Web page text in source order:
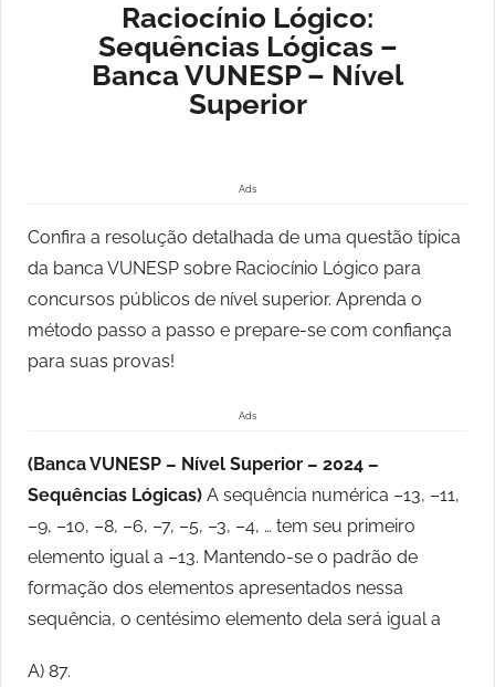
Raciocínio Lógico:
Sequências Lógicas –
Banca VUNESP – Nível
Superior
Ads
Confira a resolução detalhada de uma questão típica
da banca VUNESP sobre Raciocínio Lógico para
concursos públicos de nível superior. Aprenda o
método passo a passo e prepare-se com confiança
para suas provas!
Ads
(Banca VUNESP – Nível Superior – 2024 –
Sequências Lógicas) A sequência numérica –13, –11,
–9, –10, –8, –6, –7, –5, –3, –4, … tem seu primeiro
elemento igual a –13. Mantendo-se o padrão de
formação dos elementos apresentados nessa
sequência, o centésimo elemento dela será igual a
A) 87.